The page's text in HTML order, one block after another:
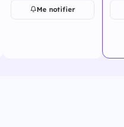
Me notifier